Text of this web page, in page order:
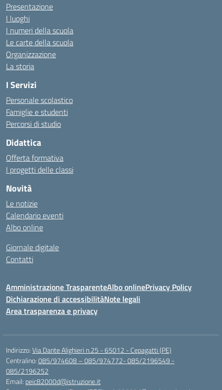
Presentazione
I luoghi
I numeri della scuola
Le carte della scuola
Organizzazione
La storia
I Servizi
Personale scolastico
Famiglie e studenti
Percorsi di studio
Didattica
Offerta formativa
I progetti delle classi
Novità
Le notizie
Calendario eventi
Albo online
Giornale digitale
Contatti
Amministrazione TrasparenteAlbo onlinePrivacy Policy
Dichiarazione di accessibilitàNote legali
Area trasparenza e privacy
Indirizzo:Via Dante Alighieri n.25 - 65012 - Cepagatti (PE)
Centralino:085/974608 – 085/974772- 085/2196549 -
085/2196252
Email: peic82000d@istruzione.it